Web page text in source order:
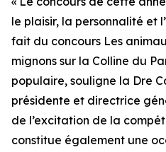
le plaisir, la personnalité et
fait du concours Les
mignons sur la Colline du
populaire, souligne la Dre
présidente et directrice
de l’excitation de la
constitue également une